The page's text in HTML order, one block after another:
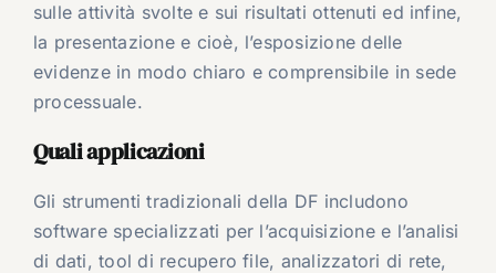
sulle attività svolte e sui risultati ottenuti ed infine,
la presentazione e cioè, l’esposizione delle
evidenze in modo chiaro e comprensibile in sede
processuale.
Quali applicazioni
Gli strumenti tradizionali della DF includono
software specializzati per l’acquisizione e l’analisi
di dati, tool di recupero file, analizzatori di rete,